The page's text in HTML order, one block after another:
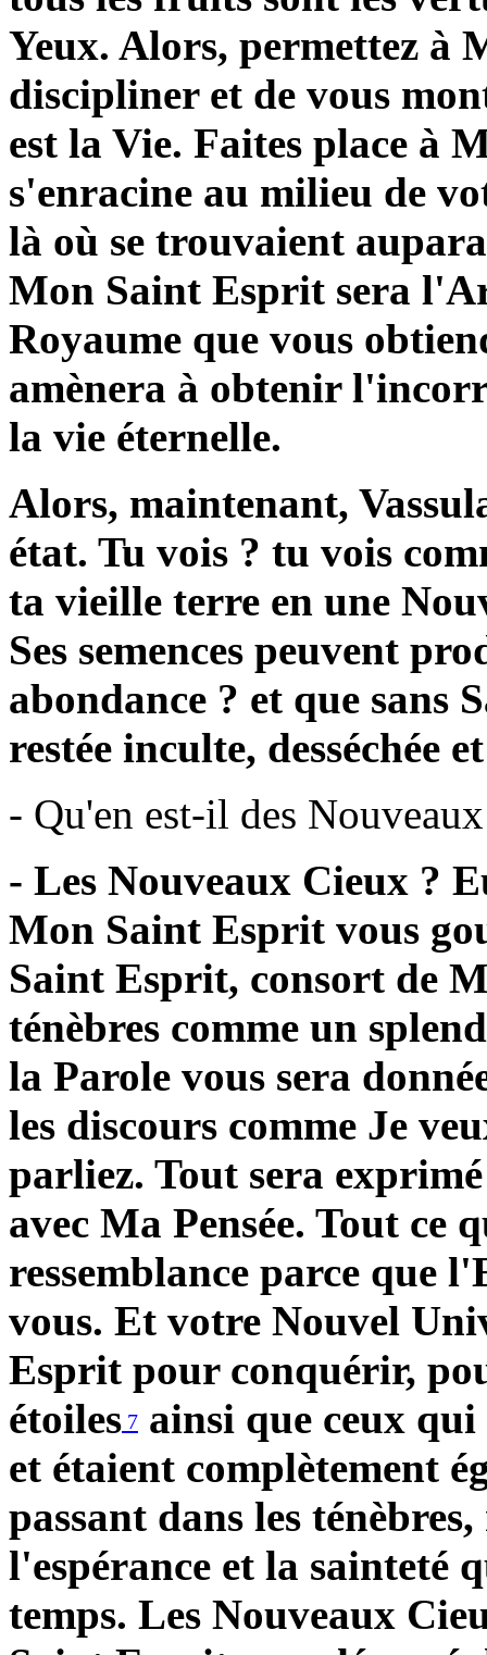
Yeux. Alors, permettez à
discipliner et de vous
est la Vie. Faites place à
s'enracine au milieu de
là où se trouvaient
Mon Saint Esprit sera
Royaume que vous
amènera à obtenir
la vie éternelle.
Alors, maintenant,
état. Tu vois ? tu vois
ta vieille terre en une
Ses semences peuvent
abondance ? et que sans
restée inculte, desséchée
- Qu'en est-il des
- Les Nouveaux Cieux ?
Mon Saint Esprit vous
Saint Esprit, consort de
ténèbres comme un
la Parole vous sera
les discours comme Je
parliez. Tout sera
avec Ma Pensée. Tout ce
ressemblance parce que
vous. Et votre Nouvel
Esprit pour conquérir,
étoiles 7 ainsi que ceux
et étaient complètement
passant dans les
l'espérance et la sainteté
temps. Les Nouveaux